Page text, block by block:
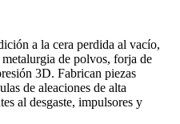
a la cera perdida al vacío,
de polvos, forja de
3D. Fabrican piezas
de aleaciones de alta
al desgaste, impulsores y